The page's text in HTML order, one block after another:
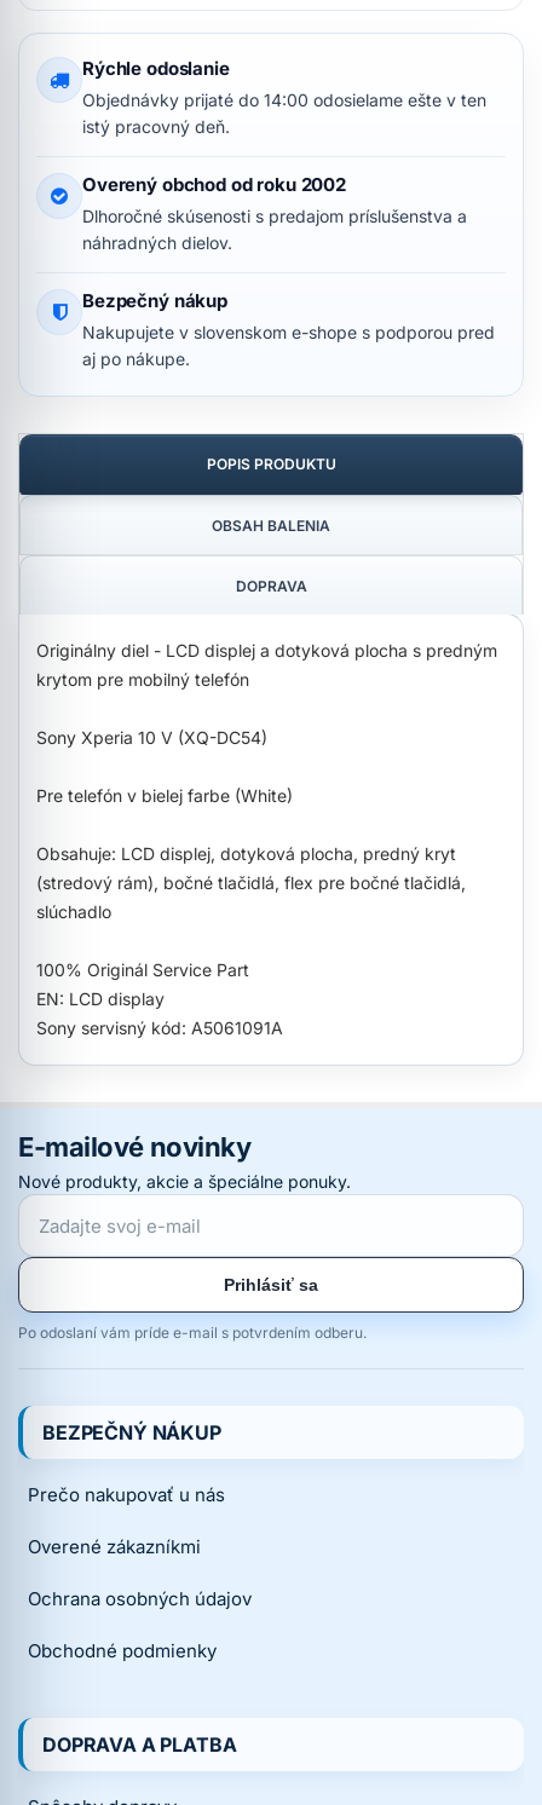
Rýchle odoslanie
Objednávky prijaté do 14:00 odosielame ešte v ten
istý pracovný deň.
Overený obchod od roku 2002
Dlhoročné skúsenosti s predajom príslušenstva a
náhradných dielov.
Bezpečný nákup
Nakupujete v slovenskom e-shope s podporou pred
aj po nákupe.
POPIS PRODUKTU
OBSAH BALENIA
DOPRAVA
Originálny diel - LCD displej a dotyková plocha s predným
krytom pre mobilný telefón
Sony Xperia 10 V (XQ-DC54)
Pre telefón v bielej farbe (White)
Obsahuje: LCD displej, dotyková plocha, predný kryt
(stredový rám), bočné tlačidlá, flex pre bočné tlačidlá,
slúchadlo
100% Originál Service Part
EN: LCD display
Sony servisný kód: A5061091A
E-mailové novinky
Nové produkty, akcie a špeciálne ponuky.
Prihlásiť sa
Po odoslaní vám príde e-mail s potvrdením odberu.
BEZPEČNÝ NÁKUP
Prečo nakupovať u nás
Overené zákazníkmi
Ochrana osobných údajov
Obchodné podmienky
DOPRAVA A PLATBA